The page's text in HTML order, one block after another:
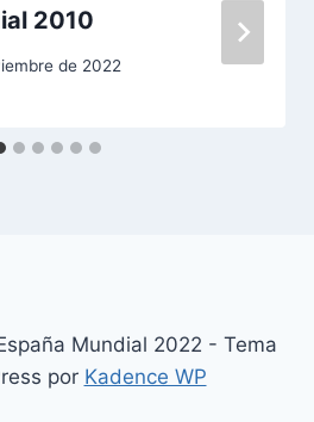
2010
de 2022
Mundial 2022 - Tema
por Kadence WP